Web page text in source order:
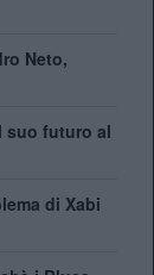
Neto,
suo futuro al
di Xabi